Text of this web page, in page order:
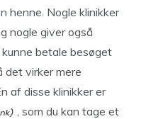
henne. Nogle klinikker
nogle giver også
betale besøget
det virker mere
af disse klinikker er
, som du kan tage et